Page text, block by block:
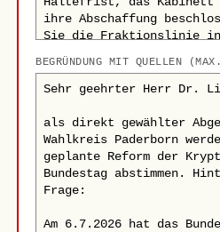
BEGRÜNDUNG MIT QUELLEN